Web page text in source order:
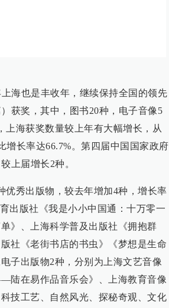
海也是丰收年，继续保持全国的领先
获奖，其中，图书20种，电子音像5
上海获奖数量较上年有大幅增长，从
增长率达66.7%。第四届中国国家政府
上届增长2种。
优秀出版物，较去年增加4种，增长率
出版社《我是小小中国通：十万零一
》、上海科学普及出版社《拥抱群
社《老街书店的书虫》《梦想是生命
子出版物2种，分别为上海文艺音像
陆在易作品音乐会》、上海教育音像
技工艺、自然风光、探秘奇观、文化